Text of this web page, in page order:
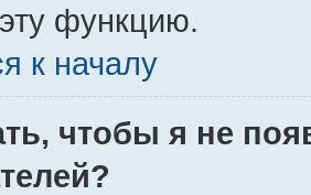
функцию.
к началу
чтобы я не